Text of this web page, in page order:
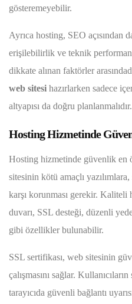
gösteremeyebilir.
Ayrıca hosting, SEO açısından
erişilebilirlik ve teknik
dikkate alınan faktörler
web sitesi hazırlarken sadece
altyapısı da doğru planlanmalıdır.
Hosting Hizmetinde
Hosting hizmetinde güvenlik en
sitesinin kötü amaçlı
karşı korunması gerekir.
duvarı, SSL desteği, düzenli
gibi özellikler bulunabilir.
SSL sertifikası, web sitesinin
çalışmasını sağlar.
tarayıcıda güvenli bağlantı